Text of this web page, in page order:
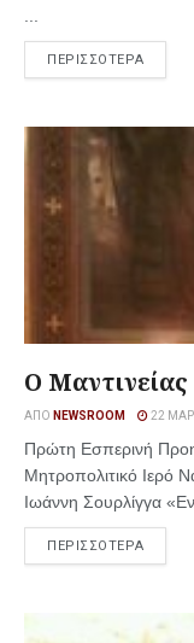
ΠΕΡΙΣΣΟΤΕΡΑ
Ο
ΑΠΌ NEWSROOM 22
Πρώτη Εσπερινή
Μητροπολιτικό Ιερό
Ιωάννη Σουρλίγγα «Εν
ΠΕΡΙΣΣΟΤΕΡΑ